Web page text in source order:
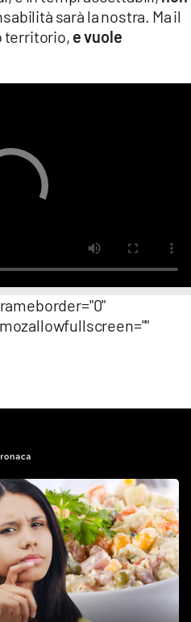
sarà la nostra. Ma il
territorio, e vuole